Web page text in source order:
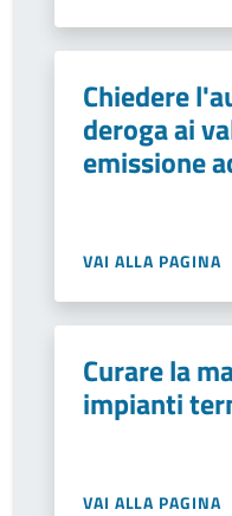
Chiedere
deroga ai
emissione
VAI ALLA PAGINA
Curare la
impianti
VAI ALLA PAGINA